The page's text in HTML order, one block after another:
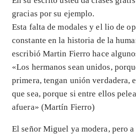
gracias por su ejemplo.
Esta falta de modales y el lio de
constante en la historia de la
escribió Martin Fierro hace
«Los hermanos sean unidos,
primera, tengan unión verdadera,
que sea, porque si entre ellos
afuera» (Martín Fierro)
El señor Miguel ya modera, pero a